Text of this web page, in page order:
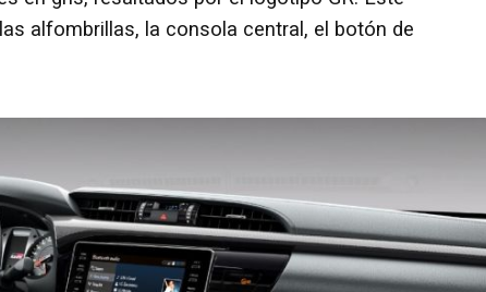
alfombrillas, la consola central, el botón de